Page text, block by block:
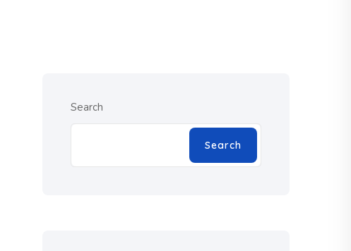
Search
Search